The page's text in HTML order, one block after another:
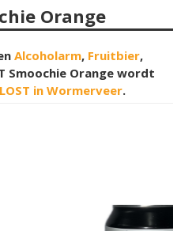
Orange
Alcoholarm, Fruitbier,
Smoochie Orange wordt
in Wormerveer.